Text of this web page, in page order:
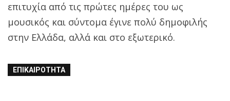
επιτυχία από τις πρώτες ημέρες του ως
μουσικός και σύντομα έγινε πολύ δημοφιλής
στην Ελλάδα, αλλά και στο εξωτερικό.
ΕΠΙΚΑΙΡΌΤΗΤΑ